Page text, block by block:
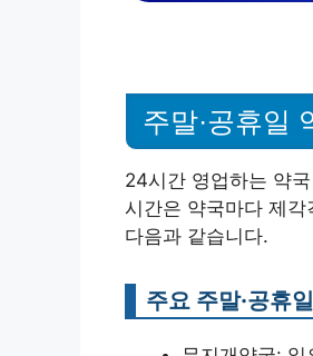
주말·공휴일
24시간 영업하는 약
시간은 약국마다 제
다음과 같습니다.
주요 주말·공휴